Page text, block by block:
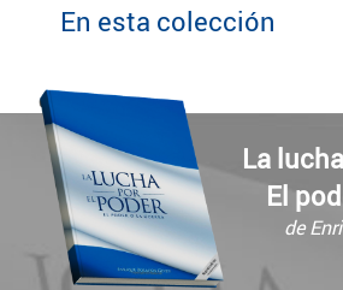
En esta colección
La
El
de